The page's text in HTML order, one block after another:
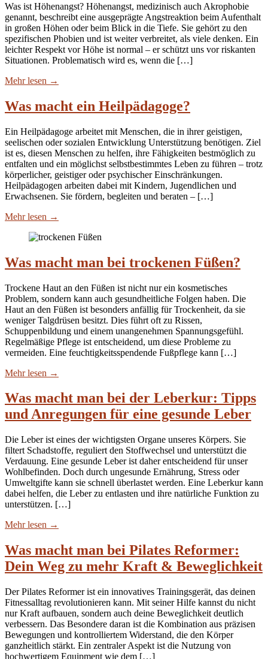
Was ist Höhenangst? Höhenangst, medizinisch auch Akrophobie
genannt, beschreibt eine ausgeprägte Angstreaktion beim Aufenthalt
in großen Höhen oder beim Blick in die Tiefe. Sie gehört zu den
spezifischen Phobien und ist weiter verbreitet, als viele denken. Ein
leichter Respekt vor Höhe ist normal – er schützt uns vor riskanten
Situationen. Problematisch wird es, wenn die […]
Mehr lesen →
Was macht ein Heilpädagoge?
Ein Heilpädagoge arbeitet mit Menschen, die in ihrer geistigen,
seelischen oder sozialen Entwicklung Unterstützung benötigen. Ziel
ist es, diesen Menschen zu helfen, ihre Fähigkeiten bestmöglich zu
entfalten und ein möglichst selbstbestimmtes Leben zu führen – trotz
körperlicher, geistiger oder psychischer Einschränkungen.
Heilpädagogen arbeiten dabei mit Kindern, Jugendlichen und
Erwachsenen. Sie fördern, begleiten und beraten – […]
Mehr lesen →
Was macht man bei trockenen Füßen?
Trockene Haut an den Füßen ist nicht nur ein kosmetisches
Problem, sondern kann auch gesundheitliche Folgen haben. Die
Haut an den Füßen ist besonders anfällig für Trockenheit, da sie
weniger Talgdrüsen besitzt. Dies führt oft zu Rissen,
Schuppenbildung und einem unangenehmen Spannungsgefühl.
Regelmäßige Pflege ist entscheidend, um diese Probleme zu
vermeiden. Eine feuchtigkeitsspendende Fußpflege kann […]
Mehr lesen →
Was macht man bei der Leberkur: Tipps
und Anregungen für eine gesunde Leber
Die Leber ist eines der wichtigsten Organe unseres Körpers. Sie
filtert Schadstoffe, reguliert den Stoffwechsel und unterstützt die
Verdauung. Eine gesunde Leber ist daher entscheidend für unser
Wohlbefinden. Doch durch ungesunde Ernährung, Stress oder
Umweltgifte kann sie schnell überlastet werden. Eine Leberkur kann
dabei helfen, die Leber zu entlasten und ihre natürliche Funktion zu
unterstützen. […]
Mehr lesen →
Was macht man bei Pilates Reformer:
Dein Weg zu mehr Kraft & Beweglichkeit
Der Pilates Reformer ist ein innovatives Trainingsgerät, das deinen
Fitnessalltag revolutionieren kann. Mit seiner Hilfe kannst du nicht
nur Kraft aufbauen, sondern auch deine Beweglichkeit deutlich
verbessern. Das Besondere daran ist die Kombination aus präzisen
Bewegungen und kontrolliertem Widerstand, die den Körper
ganzheitlich stärkt. Ein zentraler Aspekt ist die Nutzung von
hochwertigem Equipment wie dem […]